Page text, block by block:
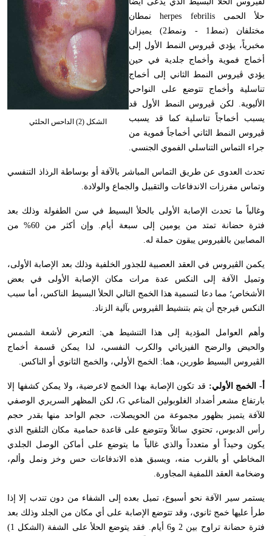
الشكل (2) الداحس الحلئي
حلأ الحمىherpes febrilisنمطان
مختلفان (نمط1 - ونمط2) يميزان
مخبرياً، يؤدي ڤيروس النمط الأول إلى
أخماج فموية وأخماج جلدية في حين
يؤدي ڤيروس النمط الثاني إلى أخماج
تناسلية وأخماج تتوضع على النواحي
الأليوية. لكن ڤيروس النمط الأول قد
يسبب أخماجاً تناسلية كما قد يسبب
ڤيروس النمط الثاني أخماجاً فموية من
جراء التماس التناسلي الفموي الجنسي.
تحدث العدوى عن طريق التماس المباشر بالآفة أو بوساطة الرذاذ التنفسي
وتماس مفرزات الاندفاعات والتقبيل والجماع والولادة.
وغالباً ما تحدث الإصابة الأولى بالحلأ البسيط في سن الطفولة وذلك بعد
فترة حضانة تمتد من يومين إلى سبعة أيام. وإن أكثر من 60% من
المصابين بالڤيروس يبقون حملة له.
يكمن الڤيروس في العقد العصبية للجذور الخلفية وذلك بعد الإصابة الأولى،
وتميل الآفة إلى النكس عدة مرات مكان الإصابة الأولى في بعض
الأشخاص؛ مما دعا لتسمية هذا الخمج التالي الحلأ البسيط الناكس، أما سبب
النكس فيرجح أن يتم بتنشيط الڤيروس بآلية الزناد.
وأهم العوامل المؤدية إلى هذا التنشيط هي: التعرض لأشعة الشمس
والحيض والرضح الفيزيائي والكرب النفسي، لذا يمكن قسمة أخماج
الڤيروس البسيط طورين، هما: الخمج الأولي، والخمج الثانوي أو الناكس.
أ- الخمج الأولي: قد تكون الإصابة بهذا الخمج لاعرضية، ولا يمكن كشفها إلا
بارتفاع مشعر أضداد الغلوبولين المناعي G، لكن المظهر السريري الوصفي
للآفة يتميز بظهور مجموعة من الحويصلات، حجم الواحد منها بقدر حجم
رأس الدبوس، تحتوي سائلاً وتتوضع على قاعدة حمامية مكان التلقيح الذي
يكون وحيداً أو متعدداً والذي غالباً ما يتوضع على أماكن الوصل الجلدي
المخاطي أو بالقرب منه، ويسبق هذه الاندفاعات حس وخز ونمل وألم،
وضخامة العقد اللمفية المجاورة.
يستمر سير الآفة نحو أسبوع، تميل بعده إلى الشفاء من دون تندب إلا إذا
طرأ عليها خمج ثانوي، وقد تتوضع الإصابة على أي مكان من الجلد وذلك بعد
فترة حضانة تراوح بين 2 و6 أيام. فقد يتوضع الحلأ على الشفة (الشكل 1)